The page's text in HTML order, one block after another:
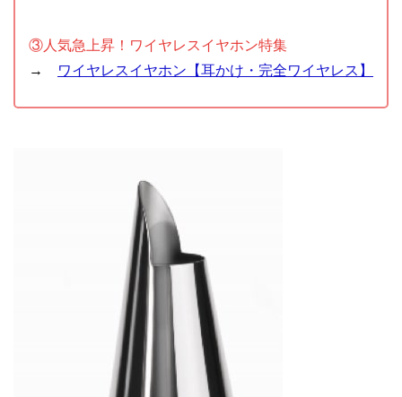
③人気急上昇！ワイヤレスイヤホン特集
→
ワイヤレスイヤホン【耳かけ・完全ワイヤレス】